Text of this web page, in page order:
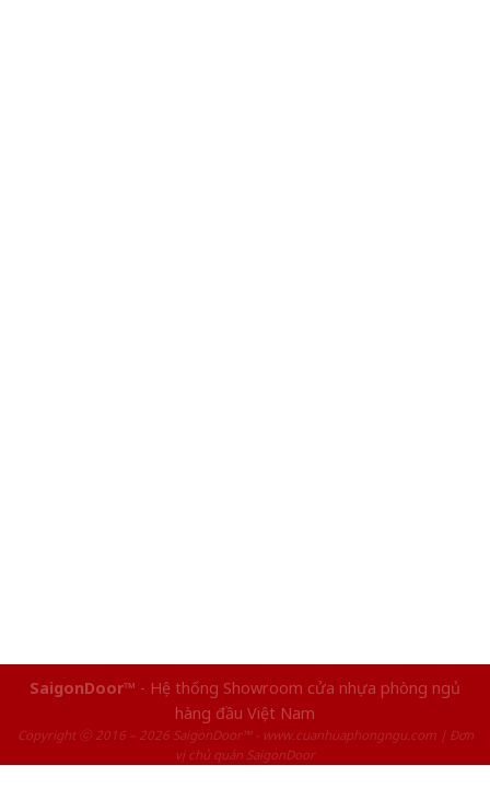
SaigonDoor™ - Hệ thống Showroom cửa nhựa phòng ngủ
hàng đầu Việt Nam
Copyright ⓒ 2016 – 2026 SaigonDoor™ - www.cuanhuaphongngu.com | Đơn
vị chủ quản SaigonDoor